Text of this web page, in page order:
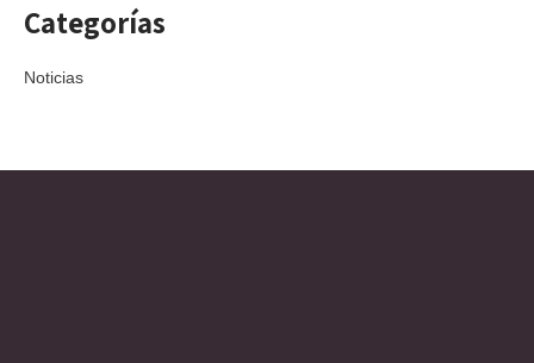
Categorías
Noticias